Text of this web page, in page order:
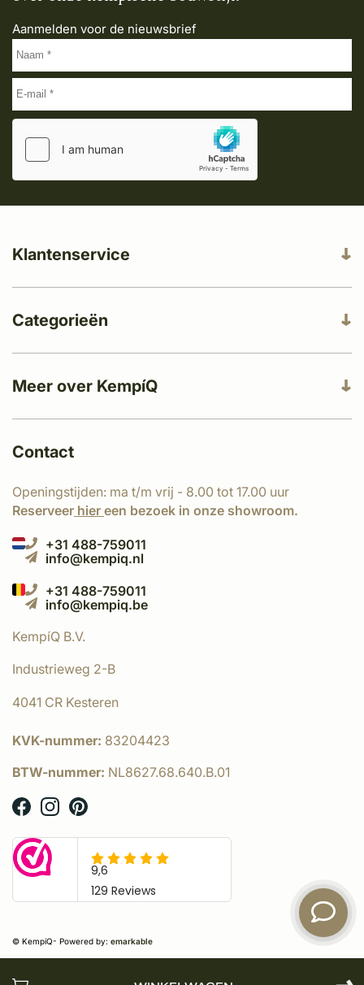
Aanmelden voor de nieuwsbrief
Meer over KempíQ
Klantenservice
Categorieën
Contact
Openingstijden: ma t/m vrij - 8.00 tot 17.00 uur
Reserveer hier een bezoek in onze showroom.
+31 488-759011
info@kempiq.nl
+31 488-759011
info@kempiq.be
KempíQ B.V.
Industrieweg 2-B
4041 CR Kesteren
KVK-nummer: 83204423
BTW-nummer: NL8627.68.640.B.01
© KempíQ- Powered by: emarkable